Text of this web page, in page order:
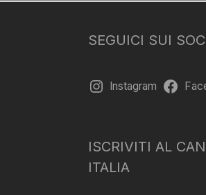
SEGUICI SUI
Instagram
ISCRIVITI AL
ITALIA